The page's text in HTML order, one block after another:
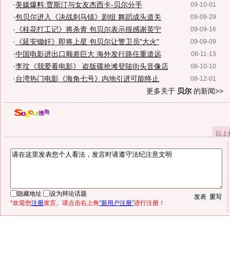
09-10-01
·美媒爆料:贾斯汀与女友杰西卡-贝尔分手
09-09-29
·包贝尔进入《决战刹马镇》剧组 舞蹈成头道关
09-09-16
· 《桂花打工记》将杀青 包贝尔表示很感谢英宁
09-09-09
· 《延安锄奸》即将上星 包贝尔让警卫员"大火"
08-11-13
·中国电影进出口顺差巨大 海外发行路任重道远
08-10-10
·李玟《我爱看电影》 盗版碟抢滩登陆街头音像店
08-12-01
·台湾热门电影《海角七号》内地引进可能终止
更多关于 贝尔 的新闻>>
以
隐藏地址
设为辩论话题
*欢迎您注册发言。请点击右上角“新用户注册”进行注册！